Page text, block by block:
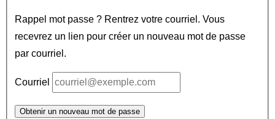
Rappel mot passe ? Rentrez votre courriel. Vous
recevrez un lien pour créer un nouveau mot de passe
par courriel.
Courriel
Obtenir un nouveau mot de passe